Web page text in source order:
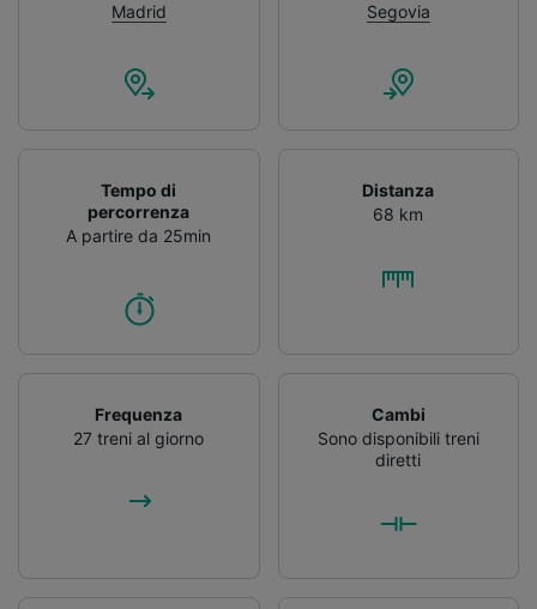
Madrid
Segovia
Tempo di
percorrenza
A partire da 25min
Distanza
68 km
Frequenza
27 treni al giorno
Cambi
Sono disponibili treni
diretti